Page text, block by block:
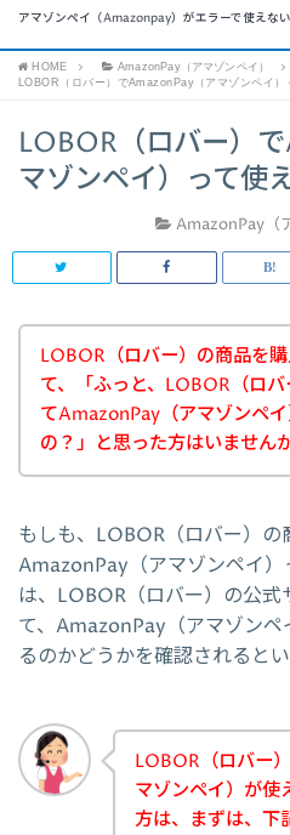
アマゾンペイ（Amazonpay）がエラーで使えな
HOME
AmazonPay（アマゾンペイ）
LOBOR（ロバー）でAmazonPay（アマゾンペイ）
LOBOR（ロバー）
マゾンペイ）って使
AmazonPay（
LOBOR（ロバー）の商品を
て、「ふっと、LOBOR（ロ
てAmazonPay（アマゾンペ
の？」と思った方はいません
もしも、LOBOR（ロバー）の
AmazonPay（アマゾンペイ）
は、LOBOR（ロバー）の公式
て、AmazonPay（アマゾン
るのかどうかを確認されると
LOBOR（ロバー
マゾンペイ）が使
方は、まずは、下